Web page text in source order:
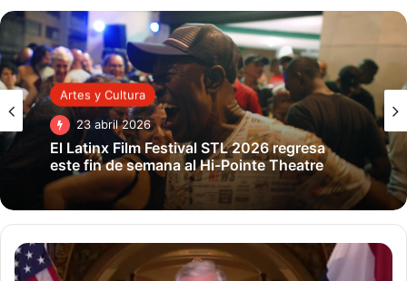
Salvation Army Ubicaciones de
Reparto de Comida
MISSOURI
Arnold Corps Community Center:Despensa de Comida
los Miércoles, 9:30a – 11:45a.
Artes y Cultura
23 abril 2026
El Latinx Film Festival STL 2026 regresa
este fin de semana al Hi-Pointe Theatre
Gobernador
Parson